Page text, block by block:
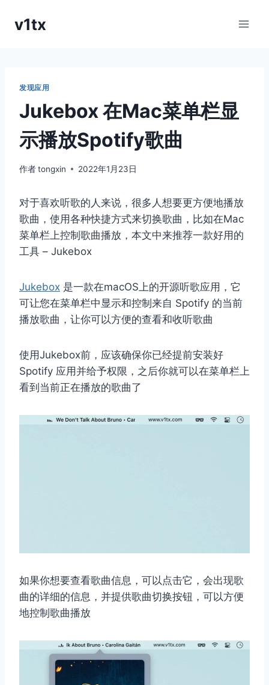
v1tx
发现应用
Jukebox 在Mac菜单栏显
示播放Spotify歌曲
作者tongxin 2022年1月23日
对于喜欢听歌的人来说，很多人想要更方便地播放
歌曲，使用各种快捷方式来切换歌曲，比如在Mac
菜单栏上控制歌曲播放，本文中来推荐一款好用的
工具 – Jukebox
Jukebox 是一款在macOS上的开源听歌应用，它
可让您在菜单栏中显示和控制来自 Spotify 的当前
播放歌曲，让你可以方便的查看和收听歌曲
使用Jukebox前，应该确保你已经提前安装好
Spotify 应用并给予权限，之后你就可以在菜单栏上
看到当前正在播放的歌曲了
如果你想要查看歌曲信息，可以点击它，会出现歌
曲的详细的信息，并提供歌曲切换按钮，可以方便
地控制歌曲播放